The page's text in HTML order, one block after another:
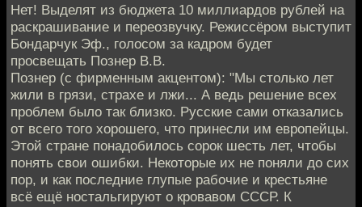
Нет! Выделят из бюджета 10 миллиардов рублей на
раскрашивание и переозвучку. Режиссёром выступит
Бондарчук Эф., голосом за кадром будет
просвещать Познер В.В.
Познер (с фирменным акцентом): "Мы столько лет
жили в грязи, страхе и лжи... А ведь решение всех
проблем было так близко. Русские сами отказались
от всего того хорошего, что принесли им европейцы.
Этой стране понадобилось сорок шесть лет, чтобы
понять свои ошибки. Некоторые их не поняли до сих
пор, и как последние глупые рабочие и крестьяне
всё ещё ностальгируют о кровавом СССР. К